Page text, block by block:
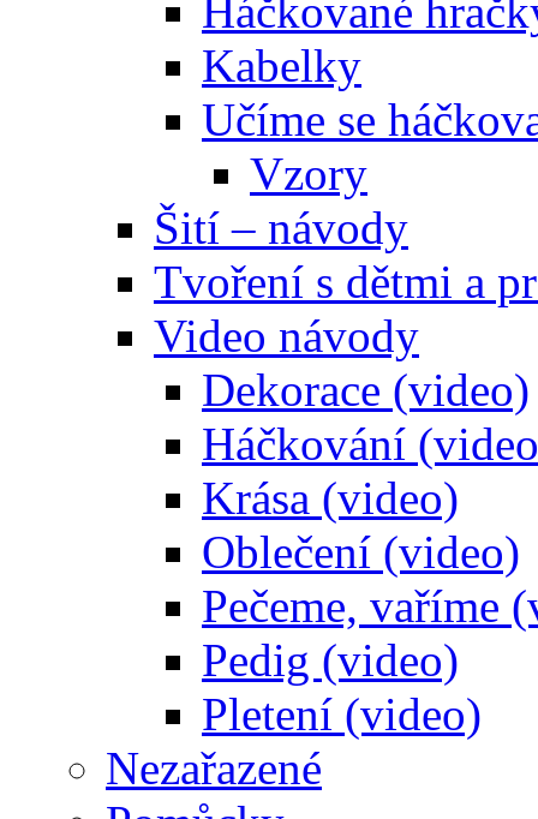
Háčkované
Kabelky
Učíme se
Vzory
Šití – návody
Tvoření s dětmi a
Video návody
Dekorace (video)
Háčkování
Krása (video)
Oblečení (video)
Pečeme, vaříme
Pedig (video)
Pletení (video)
Nezařazené